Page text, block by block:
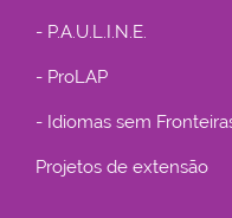
- P.A.U.L.I.N.E.
- ProLAP
- Idiomas sem
Projetos de extensão